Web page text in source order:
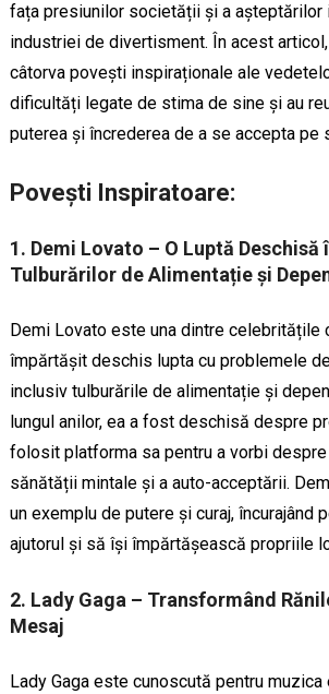
fața presiunilor societății și a așteptărilor
industriei de divertisment. În acest
câtorva povești inspiraționale ale
dificultăți legate de stima de sine și au
puterea și încrederea de a se accepta pe
Povești Inspiratoare:
1. Demi Lovato – O Luptă
Tulburărilor de Alimentație și
Demi Lovato este una dintre celebritățile
împărtășit deschis lupta cu problemele
inclusiv tulburările de alimentație și
lungul anilor, ea a fost deschisă despre
folosit platforma sa pentru a vorbi
sănătății mintale și a auto-acceptării.
un exemplu de putere și curaj, încurajând
ajutorul și să își împărtășească propriile
2. Lady Gaga – Transformând
Mesaj
Lady Gaga este cunoscută pentru